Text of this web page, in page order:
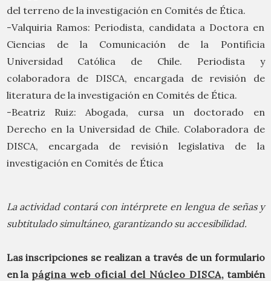
del terreno de la investigación en Comités de Ética.
-Valquiria Ramos: Periodista, candidata a Doctora en
Ciencias de la Comunicación de la Pontificia
Universidad Católica de Chile. Periodista y
colaboradora de DISCA, encargada de revisión de
literatura de la investigación en Comités de Ética.
-Beatriz Ruiz: Abogada, cursa un doctorado en
Derecho en la Universidad de Chile. Colaboradora de
DISCA, encargada de revisión legislativa de la
investigación en Comités de Ética
La actividad contará con intérprete en lengua de señas y
subtitulado simultáneo, garantizando su accesibilidad.
Las inscripciones se realizan a través de un formulario
en la página web oficial del Núcleo DISCA, también